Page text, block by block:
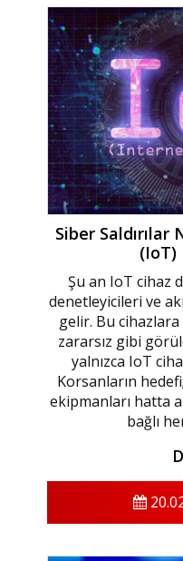
Siber
(IoT)
Şu an IoT cihaz
denetleyicileri ve
gelir. Bu cihazlara
zararsız gibi
yalnızca IoT
Korsanların
ekipmanları hatta
bağlı